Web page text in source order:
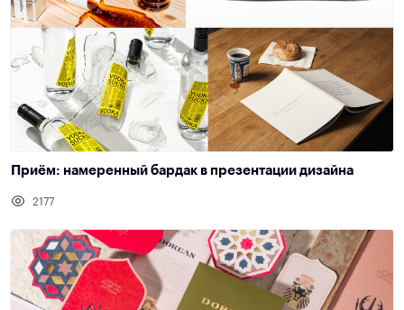
Приём: намеренный бардак в презентации дизайна
2177